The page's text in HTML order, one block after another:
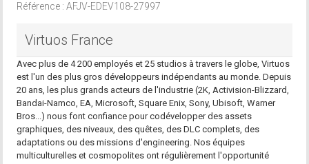
Référence : AFJV-EDEV108-27997
Virtuos France
Avec plus de 4 200 employés et 25 studios à travers le globe, Virtuos
est l'un des plus gros développeurs indépendants au monde. Depuis
20 ans, les plus grands acteurs de l'industrie (2K, Activision-Blizzard,
Bandai-Namco, EA, Microsoft, Square Enix, Sony, Ubisoft, Warner
Bros...) nous font confiance pour codévelopper des assets
graphiques, des niveaux, des quêtes, des DLC complets, des
adaptations ou des missions d'engineering. Nos équipes
multiculturelles et cosmopolites ont régulièrement l'opportunité